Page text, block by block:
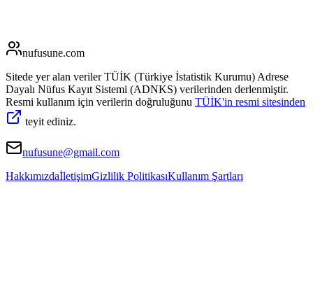
nufusune.com
Sitede yer alan veriler TÜİK (Türkiye İstatistik Kurumu) Adrese
Dayalı Nüfus Kayıt Sistemi (ADNKS) verilerinden derlenmiştir.
Resmi kullanım için verilerin doğruluğunu TÜİK'in resmi sitesinden
teyit ediniz.
nufusune@gmail.com
HakkımızdaİletişimGizlilik PolitikasıKullanım Şartları